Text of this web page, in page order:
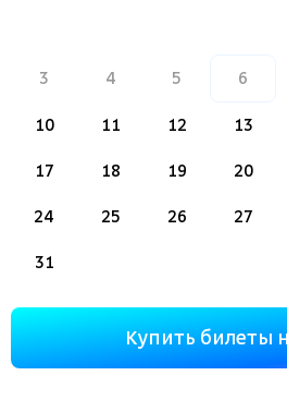
3 4 5 6
10 11 12 13
17 18 19 20
24 25 26 27
31
Купить билеты